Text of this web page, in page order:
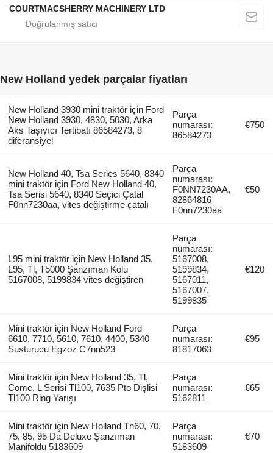
COURTMACSHERRY MACHINERY LTD
New Holland yedek parçalar fiyatları
New Holland 3930 mini traktör için Ford
New Holland 3930, 4830, 5030, Arka
Aks Taşıyıcı Tertibatı 86584273, 8
diferansiyel
Parça
numarası:
86584273
€750
New Holland 40, Tsa Series 5640, 8340
mini traktör için Ford New Holland 40,
Tsa Serisi 5640, 8340 Seçici Çatal
F0nn7230aa, vites değiştirme çatalı
Parça
numarası:
F0NN7230AA,
82864816
F0nn7230aa
€50
L95 mini traktör için New Holland 35,
L95, Tl, T5000 Şanzıman Kolu
5167008, 5199834 vites değiştiren
Parça
numarası:
5167008,
5199834,
5167011,
5167007,
5199835
€120
Mini traktör için New Holland Ford
6610, 7710, 5610, 7610, 4400, 5340
Susturucu Egzoz C7nn523
Parça
numarası:
81817063
€95
Mini traktör için New Holland 35, Tl,
Come, L Serisi Tl100, 7635 Pto Dişlisi
Tl100 Ring Yarışı
Parça
numarası:
5162811
€65
Mini traktör için New Holland Tn60, 70,
75, 85, 95 Da Deluxe Şanzıman
Manifoldu 5183609
Parça
numarası:
5183609
€70